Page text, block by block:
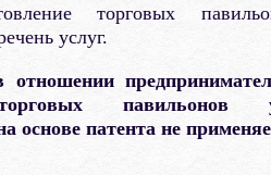
торговых
услуг.
отношении
павильонов
основе патента не